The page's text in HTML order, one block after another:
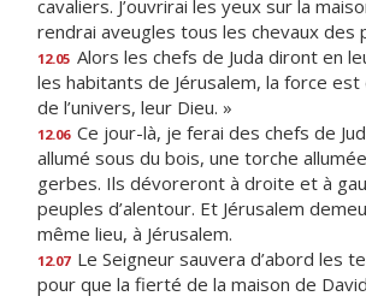
cavaliers. J’ouvrirai les yeux sur la
rendrai aveugles tous les chevaux des
12.05 Alors les chefs de Juda diront en
les habitants de Jérusalem, la force est
de l’univers, leur Dieu. »
12.06 Ce jour-là, je ferai des chefs de
allumé sous du bois, une torche
gerbes. Ils dévoreront à droite et à
peuples d’alentour. Et Jérusalem
même lieu, à Jérusalem.
12.07 Le Seigneur sauvera d’abord les
pour que la fierté de la maison de